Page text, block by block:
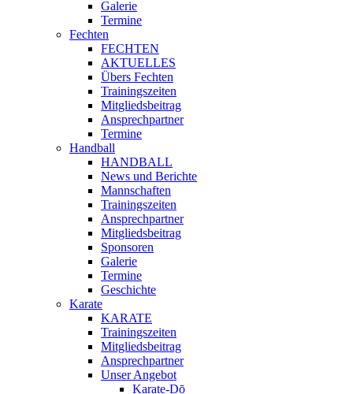
Galerie
Termine
Fechten
FECHTEN
AKTUELLES
Übers Fechten
Trainingszeiten
Mitgliedsbeitrag
Ansprechpartner
Termine
Handball
HANDBALL
News und Berichte
Mannschaften
Trainingszeiten
Ansprechpartner
Mitgliedsbeitrag
Sponsoren
Galerie
Termine
Geschichte
Karate
KARATE
Trainingszeiten
Mitgliedsbeitrag
Ansprechpartner
Unser Angebot
Karate-Dō